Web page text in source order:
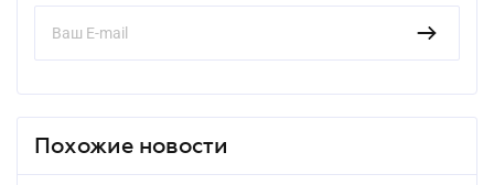
Похожие новости